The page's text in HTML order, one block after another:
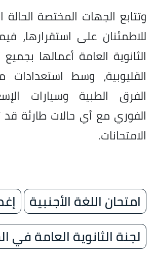
وتتابع الجهات المختصة الحالة
للاطمئنان على استقرارها،
الثانوية العامة أعمالها
القليوبية، وسط استعدادات
الفرق الطبية وسيارات
الفوري مع أي حالات طارئة قد
الامتحانات.
امتحان اللغة الأجنبية
لجنة الثانوية العامة في